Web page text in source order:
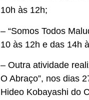
10h às 12h;
– “Somos Todos
10 às 12h e das 14h
– Outra atividade
O Abraço”, nos dias
Hideo Kobayashi do